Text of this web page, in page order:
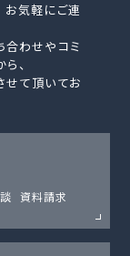
お気軽にご連
合わせやコミ
、
せて頂いてお
資料請求